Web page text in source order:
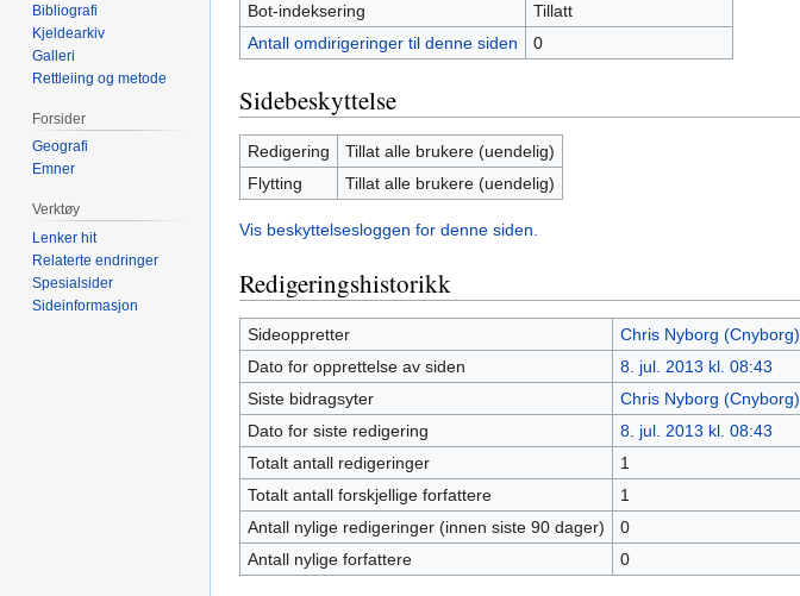
Bot-indeksering
Tillatt
Antall omdirigeringer til denne siden
0
Sidebeskyttelse
Redigering
Tillat alle brukere (uendelig)
Flytting
Tillat alle brukere (uendelig)
Vis beskyttelsesloggen for denne siden.
Redigeringshistorikk
Sideoppretter Chris Nyborg (Cnyborg)
Dato for opprettelse av siden
8. jul. 2013 kl. 08:43
Siste bidragsyter
Chris Nyborg (Cnyborg)
Dato for siste redigering
8. jul. 2013 kl. 08:43
Totalt antall redigeringer
1
Totalt antall forskjellige forfattere
1
Antall nylige redigeringer (innen siste 90 dager)
0
Antall nylige forfattere
0
Bibliografi
Kjeldearkiv
Galleri
Rettleiing og metode
Forsider
Geografi
Emner
Verktøy
Lenker hit
Relaterte endringer
Spesialsider
Sideinformasjon